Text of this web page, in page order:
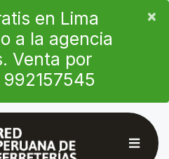
en Lima
a la agencia
Venta por
×
×